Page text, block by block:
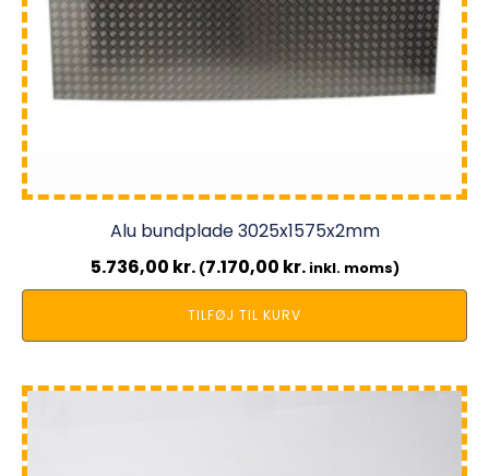
Alu bundplade 3025x1575x2mm
5.736,00 kr. (7.170,00 kr.inkl. moms)
TILFØJ TIL KURV